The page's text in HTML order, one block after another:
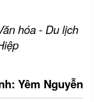
hóa - Du lịch
Yêm Nguyễn